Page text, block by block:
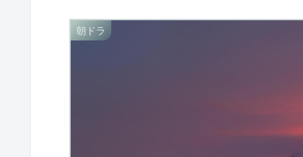
朝ドラ